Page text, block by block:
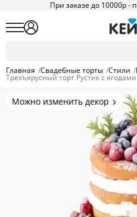
При заказе до 10000р -
Главная /Свадебные торты /Стили /
Трехъярусный торт Рустик с
Можно изменить декор
Цвет покрытия, надписи,
элементы и фигурки.